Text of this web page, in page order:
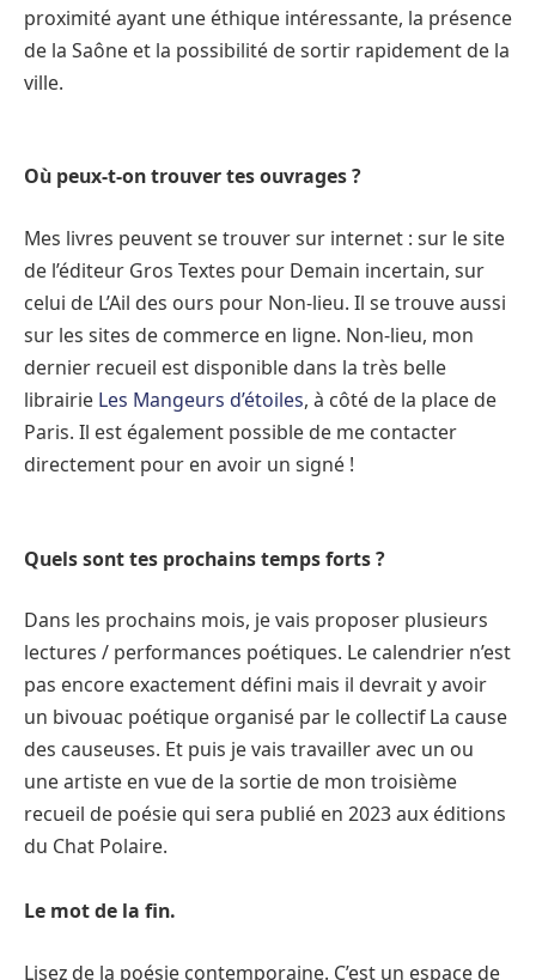
proximité ayant une éthique intéressante, la présence
de la Saône et la possibilité de sortir rapidement de la
ville.
Où peux-t-on trouver tes ouvrages ?
Mes livres peuvent se trouver sur internet : sur le site
de l’éditeur Gros Textes pour Demain incertain, sur
celui de L’Ail des ours pour Non-lieu. Il se trouve aussi
sur les sites de commerce en ligne. Non-lieu, mon
dernier recueil est disponible dans la très belle
librairie Les Mangeurs d’étoiles, à côté de la place de
Paris. Il est également possible de me contacter
directement pour en avoir un signé !
Quels sont tes prochains temps forts ?
Dans les prochains mois, je vais proposer plusieurs
lectures / performances poétiques. Le calendrier n’est
pas encore exactement défini mais il devrait y avoir
un bivouac poétique organisé par le collectif La cause
des causeuses. Et puis je vais travailler avec un ou
une artiste en vue de la sortie de mon troisième
recueil de poésie qui sera publié en 2023 aux éditions
du Chat Polaire.
Le mot de la fin.
Lisez de la poésie contemporaine. C’est un espace de